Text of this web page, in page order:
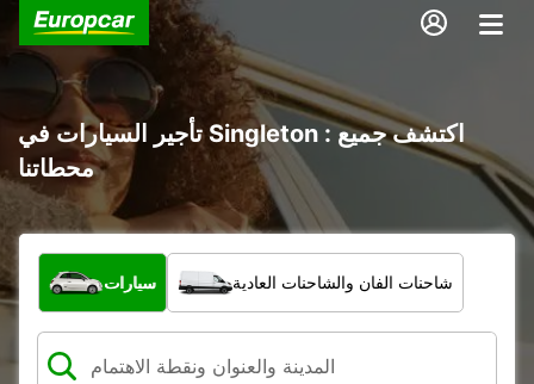
تأجير السيارات في Singleton : اكتشف جميع
محطاتنا
ما نوع المركبة؟
سيارات شاحنات الفان والشاحنات العادية